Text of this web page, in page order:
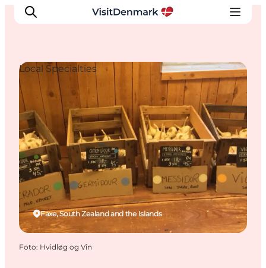
Ispirazioni
Dove andare
Cosa fare
Dove dormire
Pianifica il viaggio
Faxe, South Zealand and the Islands
Local Specialties
Foto: Hvidløg og Vin